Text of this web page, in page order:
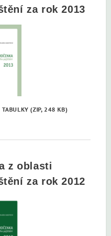
za rok 2013
TABULKY(ZIP, 248 KB)
z oblasti
za rok 2012